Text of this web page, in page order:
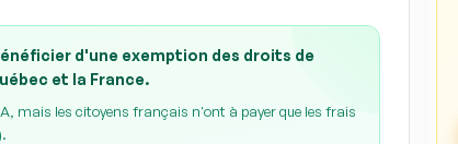
d'une exemption des droits de
et la France.
mais les citoyens français n'ont à payer que les frais